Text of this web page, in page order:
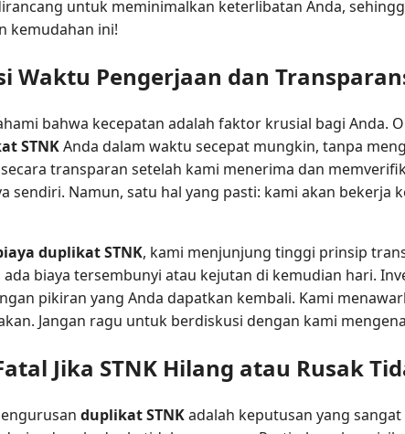
untuk meminimalkan keterlibatan Anda,
kemudahan ini!
Waktu Pengerjaan dan
bahwa kecepatan adalah faktor krusial bagi
STNKAnda dalam waktu secepat mungkin, tanpa
transparan setelah kami menerima dan
sendiri. Namun, satu hal yang pasti: kami akan
duplikat STNK, kami menjunjung tinggi prinsip
ada biaya tersembunyi atau kejutan di kemudian hari.
pikiran yang Anda dapatkan kembali. Kami
Jangan ragu untuk berdiskusi dengan kami
Jika STNK Hilang atau Rusak
duplikat STNKadalah keputusan yang